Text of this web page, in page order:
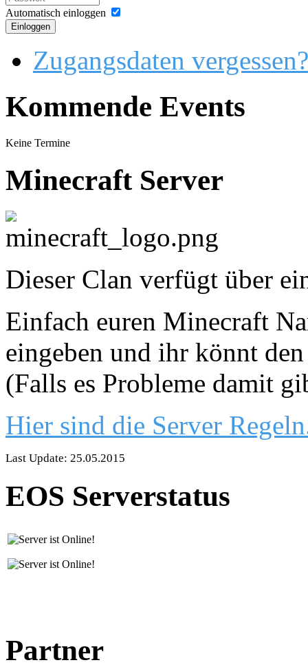
Automatisch einloggen
Einloggen
Zugangsdaten vergessen?
Kommende Events
Keine Termine
Minecraft Server
Dieser Clan verfügt über
Einfach euren Minecraft
eingeben und ihr könnt
(Falls es Probleme damit
Hier sind die Server
Last Update: 25.05.2015
EOS Serverstatus
Partner